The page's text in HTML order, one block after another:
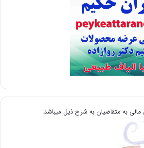
به متقاضیان به شرح ذیل میباشد: